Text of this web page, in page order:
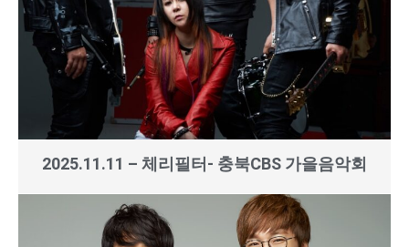
2025.11.11 – 체리필터- 충북CBS 가을음악회